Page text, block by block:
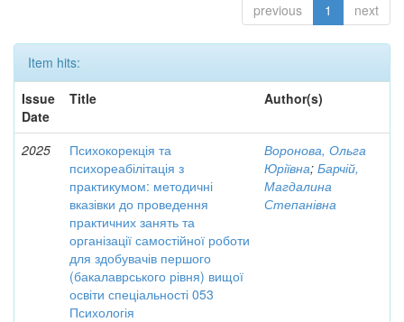
previous 1 next
Item hits:
Issue
Date
Title Author(s)
2025
Психокорекція та
психореабілітація з
практикумом: методичні
вказівки до проведення
практичних занять та
організації самостійної роботи
для здобувачів першого
(бакалаврського рівня) вищої
освіти спеціальності 053
Психологія
Воронова, Ольга
Юріївна; Барчій,
Магдалина
Степанівна